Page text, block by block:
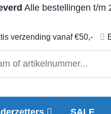
Alle bestellingen t/m
verzending vanaf €50,-
SALE